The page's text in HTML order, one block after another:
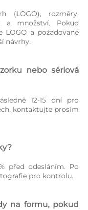
(LOGO), rozměry,
a množství. Pokud
LOGO a požadované
návrhy.
nebo sériová
12-15 dní pro
kontaktujte prosím
před odesláním. Po
pro kontrolu.
na formu, pokud